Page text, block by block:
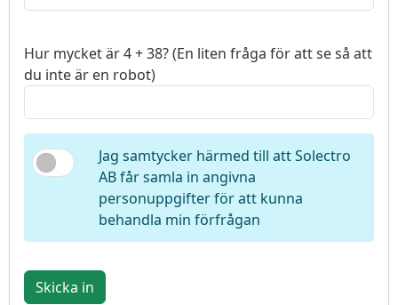
Hur mycket är 4 + 38? (En liten fråga för att se så att
du inte är en robot)
Jag samtycker härmed till att Solectro
AB får samla in angivna
personuppgifter för att kunna
behandla min förfrågan
Skicka in